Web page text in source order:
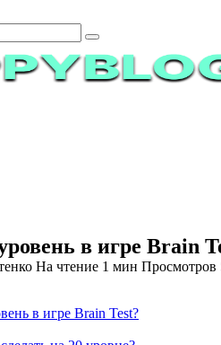
в игре Brain
На чтение 1 мин Просмотров
в игре Brain Test?